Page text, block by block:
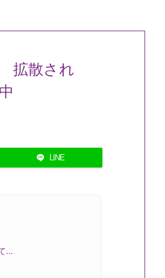
拡散され
LINE
…